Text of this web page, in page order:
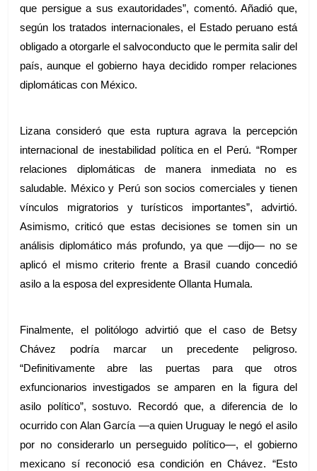
que persigue a sus exautoridades”, comentó. Añadió que,
según los tratados internacionales, el Estado peruano está
obligado a otorgarle el salvoconducto que le permita salir del
país, aunque el gobierno haya decidido romper relaciones
diplomáticas con México.
Lizana consideró que esta ruptura agrava la percepción
internacional de inestabilidad política en el Perú. “Romper
relaciones diplomáticas de manera inmediata no es
saludable. México y Perú son socios comerciales y tienen
vínculos migratorios y turísticos importantes”, advirtió.
Asimismo, criticó que estas decisiones se tomen sin un
análisis diplomático más profundo, ya que —dijo— no se
aplicó el mismo criterio frente a Brasil cuando concedió
asilo a la esposa del expresidente Ollanta Humala.
Finalmente, el politólogo advirtió que el caso de Betsy
Chávez podría marcar un precedente peligroso.
“Definitivamente abre las puertas para que otros
exfuncionarios investigados se amparen en la figura del
asilo político”, sostuvo. Recordó que, a diferencia de lo
ocurrido con Alan García —a quien Uruguay le negó el asilo
por no considerarlo un perseguido político—, el gobierno
mexicano sí reconoció esa condición en Chávez. “Esto